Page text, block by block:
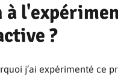
à
?
j’ai expérimenté ce